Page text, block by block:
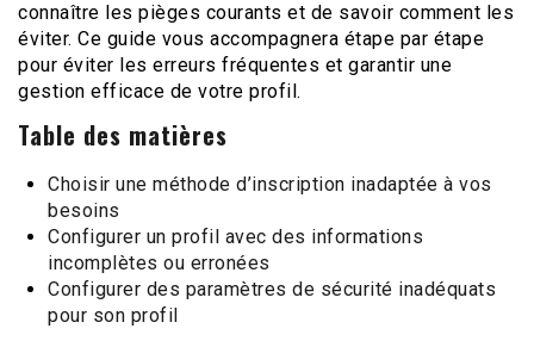
connaître les pièges courants et de savoir comment les
éviter. Ce guide vous accompagnera étape par étape
pour éviter les erreurs fréquentes et garantir une
gestion efficace de votre profil.
Table des matières
Choisir une méthode d’inscription inadaptée à vos
besoins
Configurer un profil avec des informations
incomplètes ou erronées
Configurer des paramètres de sécurité inadéquats
pour son profil